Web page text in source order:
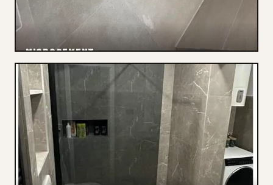
MICROCEMENT
Elektriciteit